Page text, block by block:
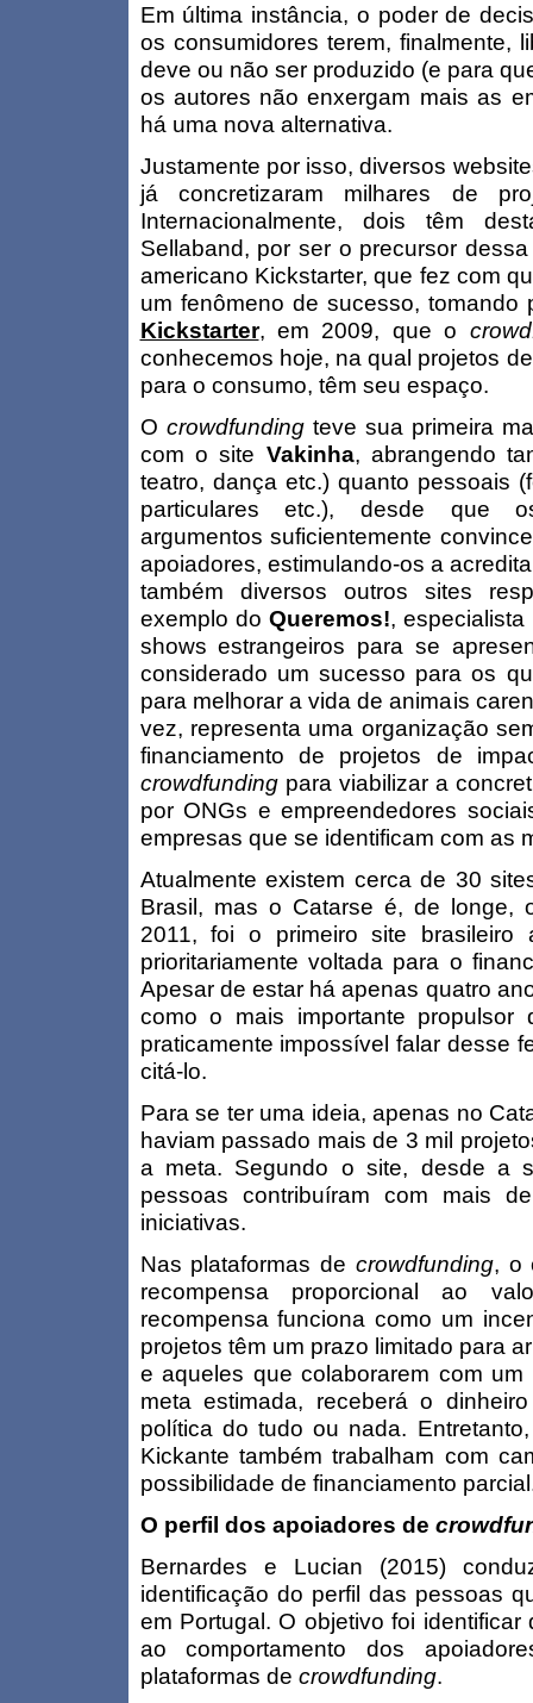
Em última instância, o poder de
os consumidores terem, finalmente,
deve ou não ser produzido (e para
os autores não enxergam mais as
há uma nova alternativa.
Justamente por isso, diversos
já concretizaram milhares de
Internacionalmente, dois têm
Sellaband, por ser o precursor
americano Kickstarter, que fez com
um fenômeno de sucesso, tomando
Kickstarter, em 2009, que o
conhecemos hoje, na qual projetos
para o consumo, têm seu espaço.
O crowdfundingteve sua primeira
com o site Vakinha, abrangendo
teatro, dança etc.) quanto pessoais
particulares etc.), desde que
argumentos suficientemente
apoiadores, estimulando-os a
também diversos outros sites
exemplo do Queremos!,
shows estrangeiros para se
considerado um sucesso para os
para melhorar a vida de animais
vez, representa uma organização
financiamento de projetos de
crowdfundingpara viabilizar a
por ONGs e empreendedores
empresas que se identificam com as
Atualmente existem cerca de 30
Brasil, mas o Catarse é, de longe,
2011, foi o primeiro site brasileiro
prioritariamente voltada para o
Apesar de estar há apenas quatro
como o mais importante
praticamente impossível falar desse
citá-lo.
Para se ter uma ideia, apenas no
haviam passado mais de 3 mil
a meta. Segundo o site, desde a
pessoas contribuíram com mais
iniciativas.
Nas plataformas de crowdfunding, o
recompensa proporcional ao
recompensa funciona como um
projetos têm um prazo limitado para
e aqueles que colaborarem com
meta estimada, receberá o
política do tudo ou nada.
Kickante também trabalham com
possibilidade de financiamento
O perfil dos apoiadores de
Bernardes e Lucian (2015)
identificação do perfil das pessoas
em Portugal. O objetivo foi
ao comportamento dos
plataformas de crowdfunding.